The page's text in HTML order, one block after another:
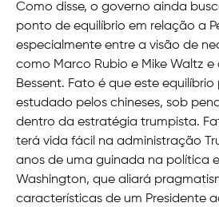
Como disse, o governo ainda
ponto de equilíbrio em relação a
especialmente entre a visão de
como Marco Rubio e Mike Waltz
Bessent. Fato é que este
estudado pelos chineses, sob
dentro da estratégia trumpista.
terá vida fácil na administração
anos de uma guinada na política
Washington, que aliará
características de um Presidente